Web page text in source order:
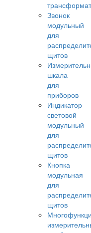
Звонок
модульный
для
щитов
шкала
для
приборов
Индикатор
световой
модульный
для
щитов
Кнопка
модульная
для
щитов